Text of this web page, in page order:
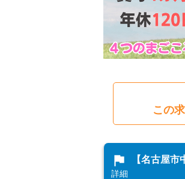
この
flag 【名古屋
詳細